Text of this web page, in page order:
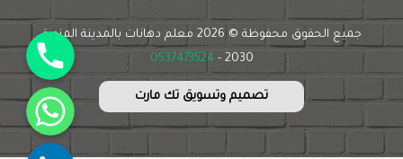
جميع الحقوق محفوظة © 2026 معلم دهانات بالمدينة المنورة
2030 -
0537473524
تصميم وتسويق تك مارت
Phone
WhatsApp
Linkedin